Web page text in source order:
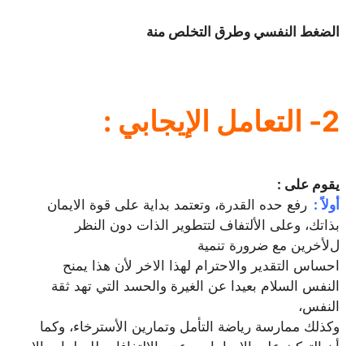
الضغط النفسي وطرق التخلص منة
2- التعامل اﻹيجابي :
يقوم على :
أولاً : رفع حده القدرة، وتعتمد بداية على قوة الايمان
بذاتك، وعلى اﻷلتفاف لتتطوير الذات دون النظر
لﻷخرين مع ضرورة تنمية
احساس التقدير والاحترام لهذا الاخر ﻷن هذا يمنح
النفس السلام بعيدا عن الغيرة والحسد التي تهد ثقة
النفس،
وكذلك ممارسة رياضة التأمل وتمارين اﻷسترخاء، وكما